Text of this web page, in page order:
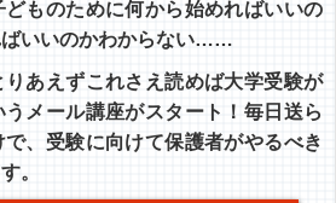
ものために何から始めればいいの
ばいいのかわからない……
あえずこれさえ読めば大学受験が
メール講座がスタート！毎日送ら
、受験に向けて保護者がやるべき
。